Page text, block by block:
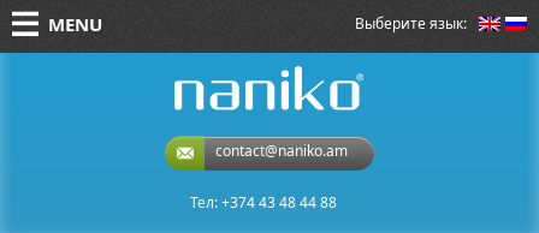
Выберите язык:
MENU
contact@naniko.am
Тел: +374 43 48 44 88